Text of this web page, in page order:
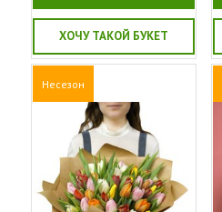
ХОЧУ ТАКОЙ БУКЕТ
Несезон